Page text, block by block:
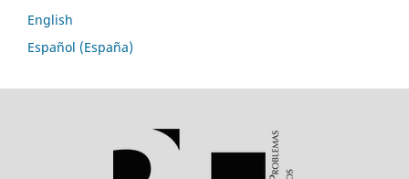
English
Español (España)